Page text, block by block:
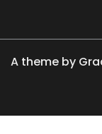
A theme by